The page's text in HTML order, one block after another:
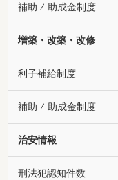
補助 ⁄ 助成金制度
増築・改築・改修
利子補給制度
補助 ⁄ 助成金制度
治安情報
刑法犯認知件数